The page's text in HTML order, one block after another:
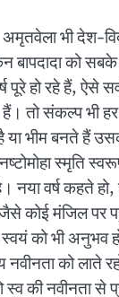
भी देश-
को
हो रहे हैं, ऐसे
तो संकल्प भी
भीम बनते हैं
नया वर्ष कहते
कोई मंजिल पर
को भी
नवीनता को
की नवीनता से